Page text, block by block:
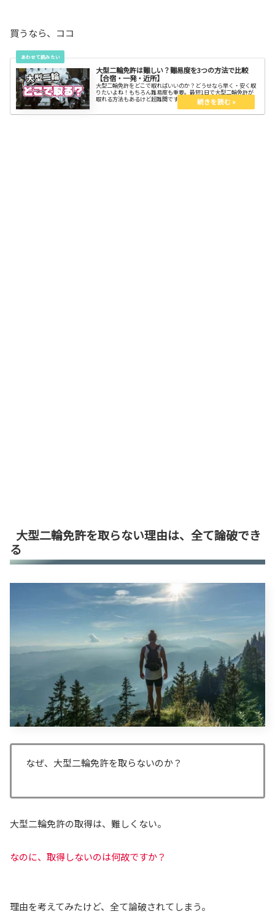
買うなら、ココ
大型二輪免許は難しい？難易度を3つの方法で比較
【合宿・一発・近所】
大型二輪免許をどこで取ればいいのか？どうせなら早く・安く取
りたいよね！もちろん難易度も重要。最短1日で大型二輪免許が
取れる方法もあるけど超難関です。３つの方法を知ってスッキリ
しよう。大型免許があれば、排気量に縛られずどんなバイクも乗
大型二輪免許を取らない理由は、全て論破でき
る
なぜ、大型二輪免許を取らないのか？
大型二輪免許の取得は、難しくない。
なのに、取得しないのは何故ですか？
理由を考えてみたけど、全て論破されてしまう。